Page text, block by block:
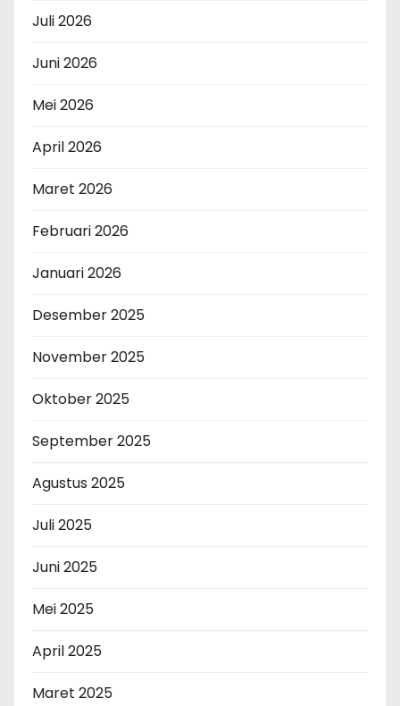
Juli 2026
Juni 2026
Mei 2026
April 2026
Maret 2026
Februari 2026
Januari 2026
Desember 2025
November 2025
Oktober 2025
September 2025
Agustus 2025
Juli 2025
Juni 2025
Mei 2025
April 2025
Maret 2025